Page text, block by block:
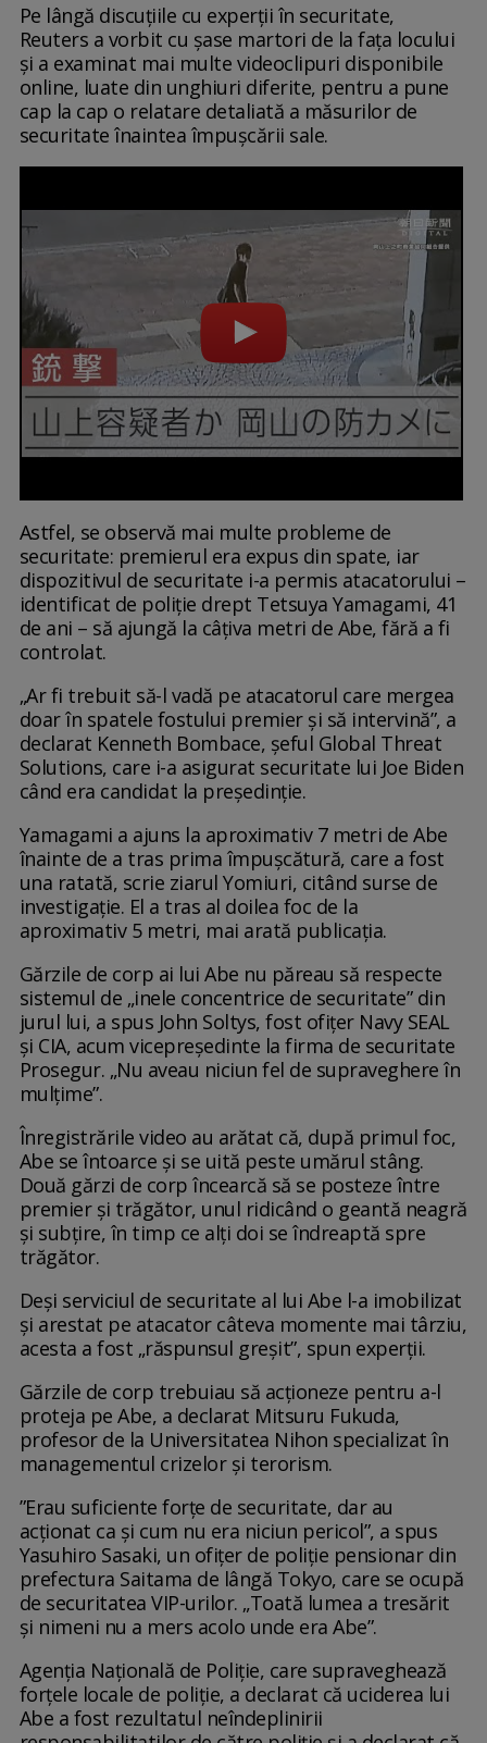
Pe lângă discuțiile cu experții în securitate,
Reuters a vorbit cu șase martori de la fața locului
și a examinat mai multe videoclipuri disponibile
online, luate din unghiuri diferite, pentru a pune
cap la cap o relatare detaliată a măsurilor de
securitate înaintea împușcării sale.
Astfel, se observă mai multe probleme de
securitate: premierul era expus din spate, iar
dispozitivul de securitate i-a permis atacatorului –
identificat de poliție drept Tetsuya Yamagami, 41
de ani – să ajungă la câțiva metri de Abe, fără a fi
controlat.
„Ar fi trebuit să-l vadă pe atacatorul care mergea
doar în spatele fostului premier și să intervină”, a
declarat Kenneth Bombace, șeful Global Threat
Solutions, care i-a asigurat securitate lui Joe Biden
când era candidat la președinție.
Yamagami a ajuns la aproximativ 7 metri de Abe
înainte de a tras prima împușcătură, care a fost
una ratată, scrie ziarul Yomiuri, citând surse de
investigație. El a tras al doilea foc de la
aproximativ 5 metri, mai arată publicația.
Gărzile de corp ai lui Abe nu păreau să respecte
sistemul de „inele concentrice de securitate” din
jurul lui, a spus John Soltys, fost ofițer Navy SEAL
și CIA, acum vicepreședinte la firma de securitate
Prosegur. „Nu aveau niciun fel de supraveghere în
mulțime”.
Înregistrările video au arătat că, după primul foc,
Abe se întoarce și se uită peste umărul stâng.
Două gărzi de corp încearcă să se posteze între
premier și trăgător, unul ridicând o geantă neagră
și subțire, în timp ce alți doi se îndreaptă spre
trăgător.
Deși serviciul de securitate al lui Abe l-a imobilizat
și arestat pe atacator câteva momente mai târziu,
acesta a fost „răspunsul greșit”, spun experții.
Gărzile de corp trebuiau să acționeze pentru a-l
proteja pe Abe, a declarat Mitsuru Fukuda,
profesor de la Universitatea Nihon specializat în
managementul crizelor și terorism.
”Erau suficiente forțe de securitate, dar au
acționat ca și cum nu era niciun pericol”, a spus
Yasuhiro Sasaki, un ofițer de poliție pensionar din
prefectura Saitama de lângă Tokyo, care se ocupă
de securitatea VIP-urilor. „Toată lumea a tresărit
și nimeni nu a mers acolo unde era Abe”.
Agenția Națională de Poliție, care supraveghează
forțele locale de poliție, a declarat că uciderea lui
Abe a fost rezultatul neîndeplinirii